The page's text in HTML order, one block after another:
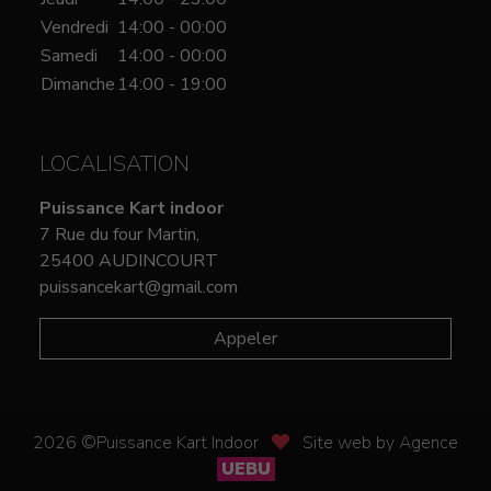
Vendredi 14:00 - 00:00
Samedi
14:00 - 00:00
Dimanche 14:00 - 19:00
LOCALISATION
Puissance Kart indoor
7 Rue du four Martin,
25400 AUDINCOURT
puissancekart@gmail.com
Appeler
2026 ©Puissance Kart Indoor
Site web by Agence
UEBU